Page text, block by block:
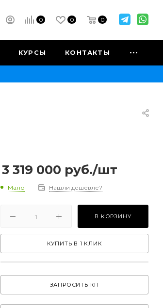
0 0 0
КУРСЫ КОНТАКТЫ
3 319 000 руб./шт
Мало Нашли дешевле?
В КОРЗИНУ
КУПИТЬ В 1 КЛИК
ЗАПРОСИТЬ КП